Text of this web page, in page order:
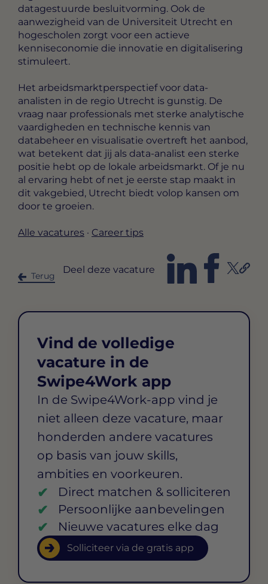
datagestuurde besluitvorming. Ook de
aanwezigheid van de Universiteit Utrecht en
hogescholen zorgt voor een actieve
kenniseconomie die innovatie en digitalisering
stimuleert.
Het arbeidsmarktperspectief voor data-
analisten in de regio Utrecht is gunstig. De
vraag naar professionals met sterke analytische
vaardigheden en technische kennis van
databeheer en visualisatie overtreft het aanbod,
wat betekent dat jij als data-analist een sterke
positie hebt op de lokale arbeidsmarkt. Of je nu
al ervaring hebt of net je eerste stap maakt in
dit vakgebied, Utrecht biedt volop kansen om
door te groeien.
Alle vacatures · Career tips
Terug
Deel deze vacature
Vind de volledige
vacature in de
Swipe4Work app
In de Swipe4Work-app vind je
niet alleen deze vacature, maar
honderden andere vacatures
op basis van jouw skills,
ambities en voorkeuren.
Direct matchen & solliciteren
Persoonlijke aanbevelingen
Nieuwe vacatures elke dag
Solliciteer via de gratis app